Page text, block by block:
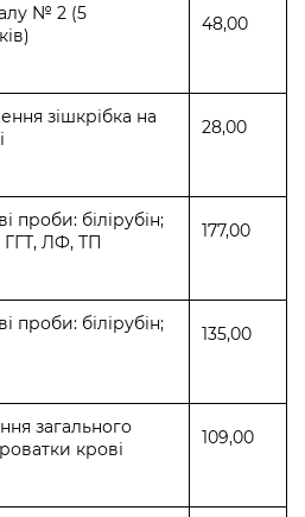
№ 2 (5
48,00
зішкрібка на
28,00
проби: білірубін;
ГГТ, ЛФ, ТП
177,00
проби: білірубін;
135,00
загального
крові
109,00